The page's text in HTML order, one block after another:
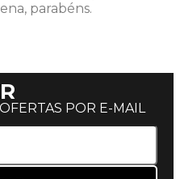
parabéns.
POR E-MAIL